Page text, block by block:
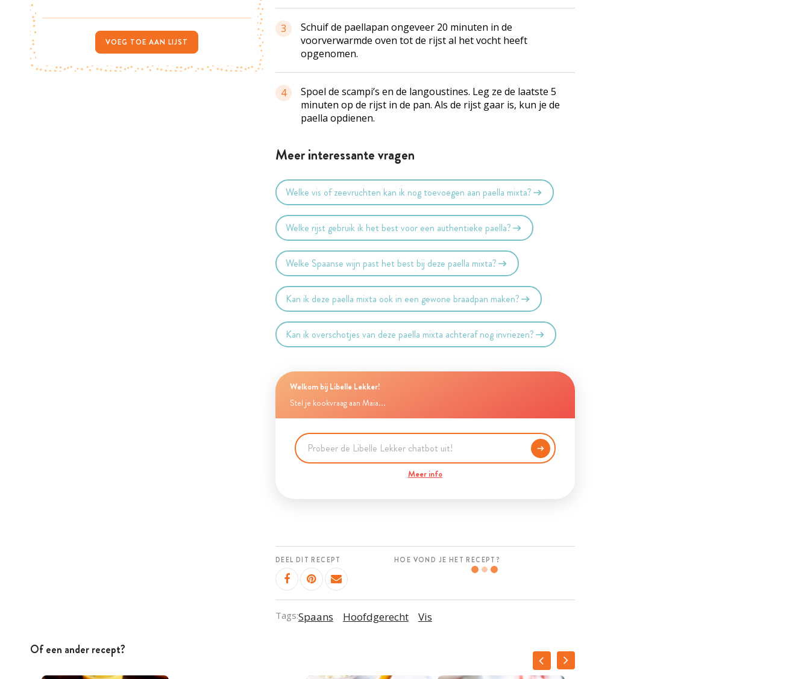
3
Schuif de paellapan ongeveer 20 minuten in de
voorverwarmde oven tot de rijst al het vocht heeft
opgenomen.
4
Spoel de scampi’s en de langoustines. Leg ze de laatste 5
minuten op de rijst in de pan. Als de rijst gaar is, kun je de
paella opdienen.
Meer interessante vragen
Welke vis of zeevruchten kan ik nog toevoegen aan paella mixta?
Welke rijst gebruik ik het best voor een authentieke paella?
Welke Spaanse wijn past het best bij deze paella mixta?
Kan ik deze paella mixta ook in een gewone braadpan maken?
Kan ik overschotjes van deze paella mixta achteraf nog invriezen?
Welkom bij Libelle Lekker!
Stel je kookvraag aan Maia...
Meer info
DEEL DIT RECEPT HOE VOND JE HET RECEPT?
Tags:Spaans Hoofdgerecht Vis
VOEG TOE AAN LIJST
Of een ander recept?